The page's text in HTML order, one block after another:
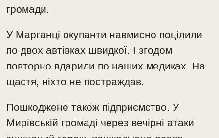
громади.
У Марганці окупанти навмисно поцілили
по двох автівках швидкої. І згодом
повторно вдарили по наших медиках. На
щастя, ніхто не постраждав.
Пошкоджене також підприємство. У
Мирівській громаді через вечірні атаки